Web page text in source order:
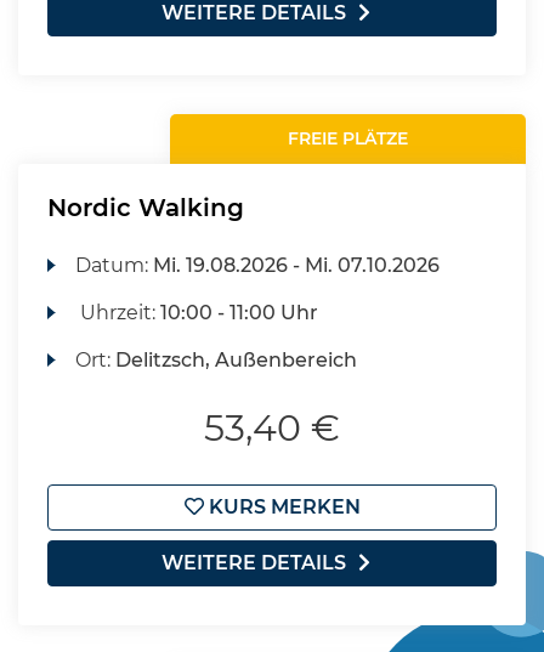
WEITERE DETAILS
FREIE PLÄTZE
Nordic Walking
Datum: Mi. 19.08.2026 - Mi. 07.10.2026
Uhrzeit:10:00 - 11:00 Uhr
Ort: Delitzsch, Außenbereich
53,40 €
KURS MERKEN
WEITERE DETAILS